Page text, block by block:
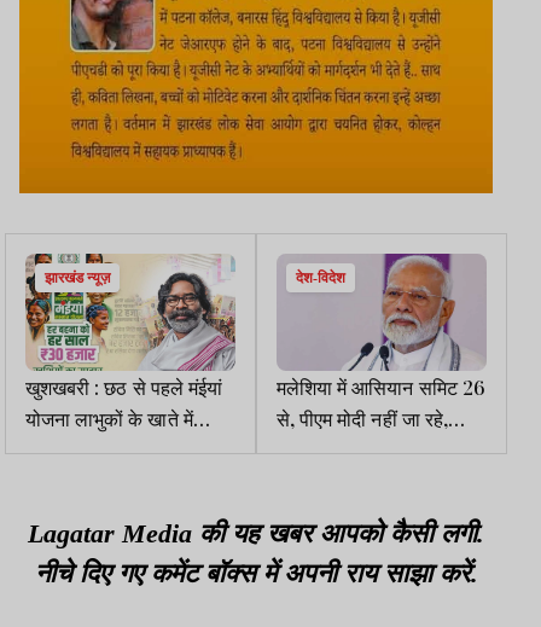
झारखंड न्यूज़
खुशखबरी : छठ से पहले मंईयां
योजना लाभुकों के खाते में
आएंगी दो महीनों की किस्त
देश-विदेश
मलेशिया में आसियान समिट 26
से, पीएम मोदी नहीं जा रहे,
कांग्रेस ने तंज कसा, क्यों नहीं
Lagatar Media की यह खबर आपको कैसी लगी.
नीचे दिए गए कमेंट बॉक्स में अपनी राय साझा करें.